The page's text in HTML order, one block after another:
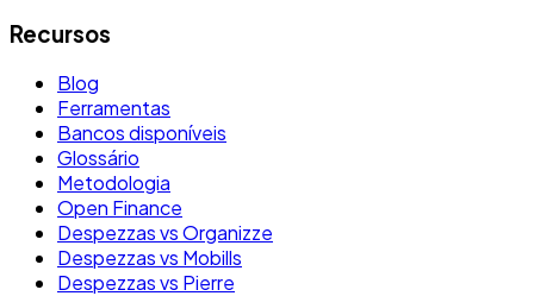
Recursos
Blog
Ferramentas
Bancos disponíveis
Glossário
Metodologia
Open Finance
Despezzas vs Organizze
Despezzas vs Mobills
Despezzas vs Pierre